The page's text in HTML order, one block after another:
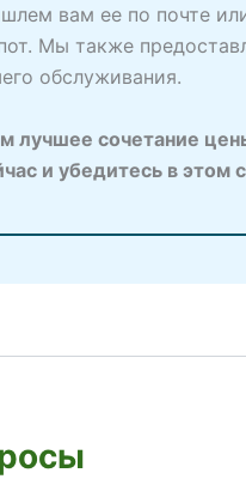
вам ее по почте
Мы также
обслуживания.
сочетание
и убедитесь в этом